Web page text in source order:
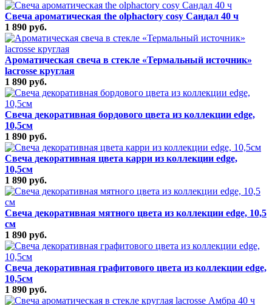
Свеча ароматическая the olphactory cosy Сандал 40 ч
1 890 руб.
Ароматическая свеча в стекле «Термальный источник»
lacrosse круглая
1 890 руб.
Свеча декоративная бордового цвета из коллекции edge,
10,5см
1 890 руб.
Свеча декоративная цвета карри из коллекции edge,
10,5см
1 890 руб.
Свеча декоративная мятного цвета из коллекции edge, 10,5
см
1 890 руб.
Свеча декоративная графитового цвета из коллекции edge,
10,5см
1 890 руб.